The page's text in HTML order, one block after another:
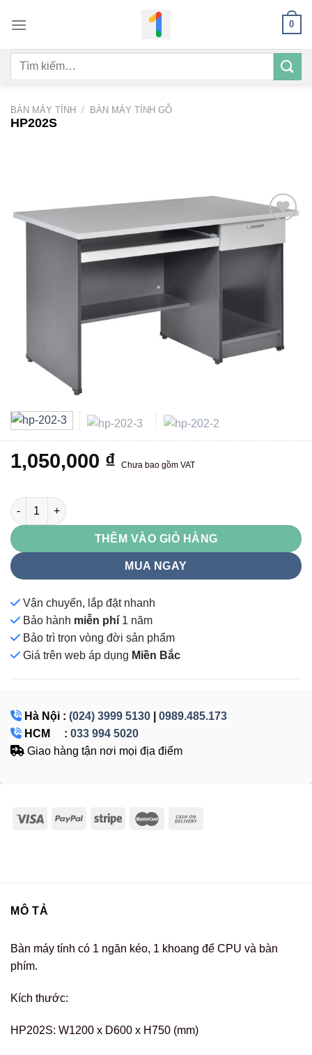
qua
dung
0
Tìm
BÀN MÁY TÍNH / BÀN MÁY TÍNH GỖ
HP202S
1,050,000 ₫ Chưa bao gồm VAT
HP202S số lượng
THÊM VÀO GIỎ HÀNG
MUA NGAY
Vận chuyển, lắp đặt nhanh
Bảo hành miễn phí 1 năm
Bảo trì trọn vòng đời sản phẩm
Giá trên web áp dụng Miền Bắc
Hà Nội : (024) 3999 5130
0989.485.173
HCM : 033 994 5020
Giao hàng tận nơi mọi địa điểm
MÔ TẢ
Bàn máy tính có 1 ngăn kéo, 1 khoang để CPU và bàn
phím.
Kích thước:
HP202S: W1200 x D600 x H750 (mm)